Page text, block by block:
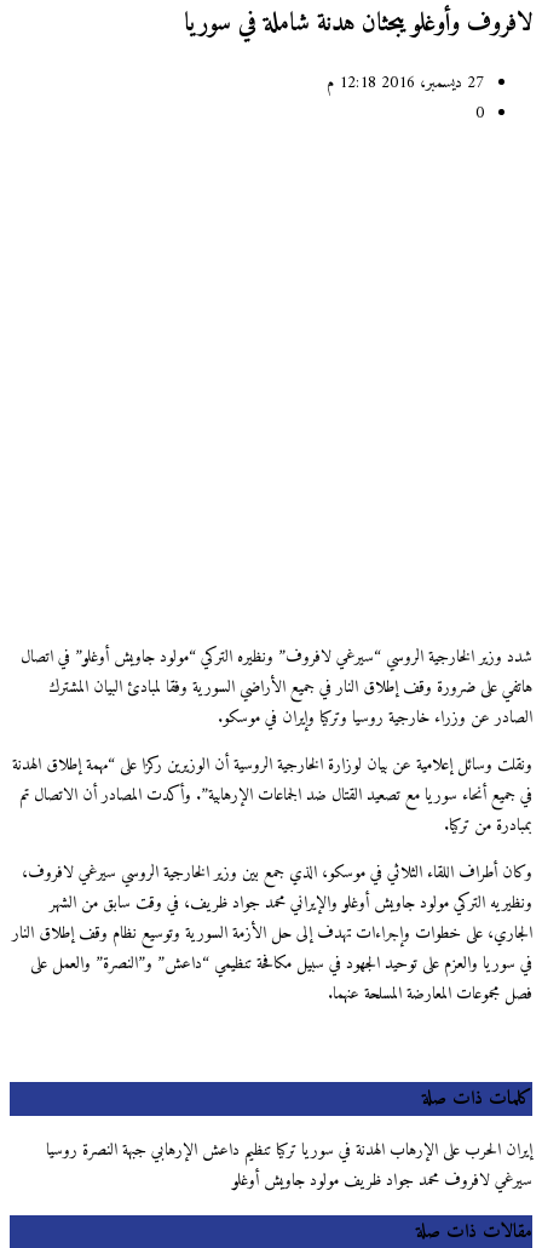
لافروف وأوغلو يبحثان هدنة شاملة في سوريا
27 ديسمبر، 2016 12:18 م
شدد وزير الخارجية الروسي “سيرغي لافروف” ونظيره التركي “مولود جاويش أوغلو” في اتصال
هاتفي على ضرورة وقف إطلاق النار في جميع الأراضي السورية وفقا لمبادئ البيان المشترك
الصادر عن وزراء خارجية روسيا وتركيا وإيران في موسكو.
ونقلت وسائل إعلامية عن بيان لوزارة الخارجية الروسية أن الوزيرين ركزا على “مهمة إطلاق الهدنة
في جميع أنحاء سوريا مع تصعيد القتال ضد الجماعات الإرهابية”. وأكدت المصادر أن الاتصال تم
بمبادرة من تركيا.
وكان أطراف اللقاء الثلاثي في موسكو، الذي جمع بين وزير الخارجية الروسي سيرغي لافروف،
ونظيريه التركي مولود جاويش أوغلو والإيراني محمد جواد ظريف، في وقت سابق من الشهر
الجاري، على خطوات وإجراءات تهدف إلى حل الأزمة السورية وتوسيع نظام وقف إطلاق النار
في سوريا والعزم على توحيد الجهود في سبيل مكافحة تنظيمي “داعش” و”النصرة” والعمل على
فصل مجموعات المعارضة المسلحة عنهما.
كلمات ذات صلة
إيران الحرب على الإرهاب الهدنة في سوريا تركيا تنظيم داعش الإرهابي جبهة النصرة روسيا
سيرغي لافروف محمد جواد ظريف مولود جاويش أوغلو
مقالات ذات صلة